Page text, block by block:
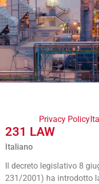
Privacy Policy
231 LAW
Italiano
Il decreto legislativo 8
231/2001) ha introdotto